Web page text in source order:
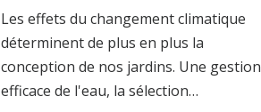
Les effets du changement climatique
déterminent de plus en plus la
conception de nos jardins. Une gestion
efficace de l'eau, la sélection…